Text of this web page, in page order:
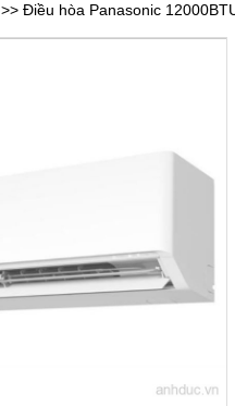
>> Điều hòa Panasonic